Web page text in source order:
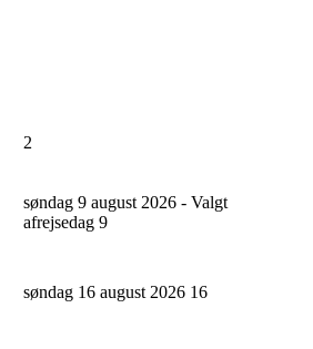
2
søndag 9 august 2026 - Valgt
afrejsedag 9
søndag 16 august 2026 16